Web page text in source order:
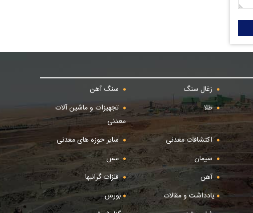
زغال سنگ
سنگ آهن
طلا
تجهیزات و ماشین آلات
معدنی
اکتشافات معدنی
سایر حوزه های معدنی
سیمان
مس
آهن
فلزات گرانبها
یادداشت و مقالات
بورس